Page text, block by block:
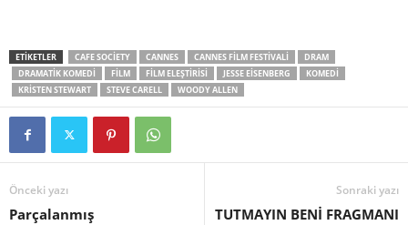
ETİKETLER CAFE SOCIETY CANNES CANNES FILM FESTIVALI
DRAM
DRAMATIK KOMEDI
FILM FILM ELEŞTIRISI JESSE EISENBERG
KOMEDI
KRISTEN STEWART
STEVE CARELL WOODY ALLEN
Önceki yazı
Parçalanmış
Sonraki yazı
TUTMAYIN BENİ FRAGMANI